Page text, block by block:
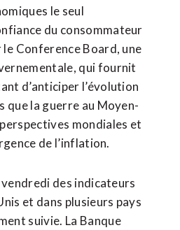
le seul
du consommateur
⁠Conference Board, une
qui fournit
d’anticiper l’évolution
que la guerre au Moyen-
mondiales et
de l’inflation.
des indicateurs
et dans plusieurs pays
suivie. La Banque